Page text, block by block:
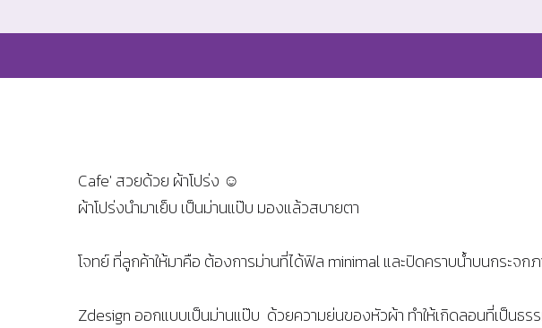
Cafe' สวยด้วย ผ้าโปร่ง ☺
ผ้าโปร่งนำมาเย็บ เป็นม่านแป๊บ มองแล้วสบายตา
โจทย์ ที่ลูกค้าให้มาคือ ต้องการม่านที่ได้ฟิล minimal และปิดคราบน้ำบนกระจก
Zdesign ออกแบบเป็นม่านแป๊บ ด้วยความย่นของหัวผ้า ทำให้เกิดลอนที่เป็นธร